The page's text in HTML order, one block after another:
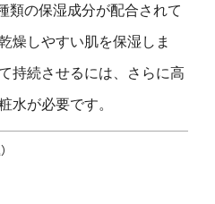
類の保湿成分が配合されて
燥しやすい肌を保湿しま
持続させるには、さらに高
水が必要です。